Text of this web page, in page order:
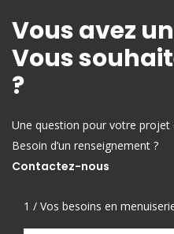
Vous avez
Vous
?
Une question pour votre projet
Besoin d’un renseignement ?
Contactez-nous
1 / Vos besoins en